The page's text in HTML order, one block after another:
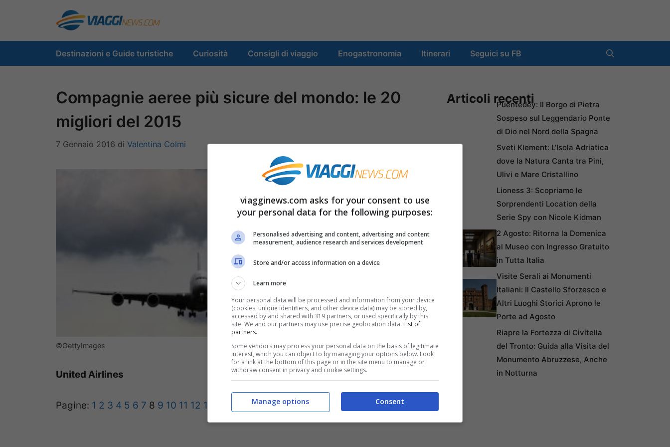
contenuto
Destinazioni e Guide turistiche Curiosità Consigli di viaggio Enogastronomia Itinerari Seguici su FB
Compagnie aeree più sicure del mondo: le 20
migliori del 2015
7 Gennaio 2016 di Valentina Colmi
©GettyImages
United Airlines
Pagine: 1 2 3 4 5 6 7 8 9 10 11 12 13 16 17
Articoli recentiPuentedey: Il Borgo di Pietra
Sospeso sul Leggendario Ponte
di Dio nel Nord della Spagna
Sveti Klement: L’Isola Adriatica
dove la Natura Canta tra Pini,
Ulivi e Mare Cristallino
Lioness 3: Scopriamo le
Sorprendenti Location della
Serie Spy con Nicole Kidman
2 Agosto: Ritorna la Domenica
al Museo con Ingresso Gratuito
in Tutta Italia
Visite Serali ai Monumenti
Italiani: Il Castello Sforzesco e
Altri Luoghi Storici Aprono le
Porte ad Agosto
Riapre la Fortezza di Civitella
del Tronto: Guida alla Visita del
Monumento Abruzzese, Anche
in Notturna
viagginews.com asks for your consent to use
your personal data for the following purposes:
Personalised advertising and content, advertising and content
measurement, audience research and services development
Store and/or access information on a device
Learn more
Your personal data will be processed and information from your device
(cookies, unique identifiers, and other device data) may be stored by,
accessed by and shared with 319 partners, or used specifically by this
site. We and our partners may use precise geolocation data. List of
partners.
Some vendors may process your personal data on the basis of legitimate
interest, which you can object to by managing your options below. Look
for a link at the bottom of this page or in the site menu to manage or
withdraw consent in privacy and cookie settings.
Consent
Manage options